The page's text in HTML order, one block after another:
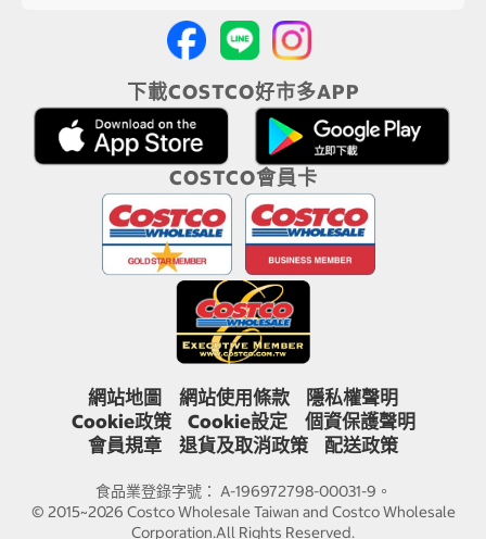
下載COSTCO好市多APP
COSTCO會員卡
網站地圖 網站使用條款
隱私權聲明
Cookie政策
Cookie設定
個資保護聲明
會員規章
退貨及取消政策 配送政策
食品業登錄字號： A-196972798-00031-9。
© 2015~2026 Costco Wholesale Taiwan and Costco Wholesale
Corporation.All Rights Reserved.